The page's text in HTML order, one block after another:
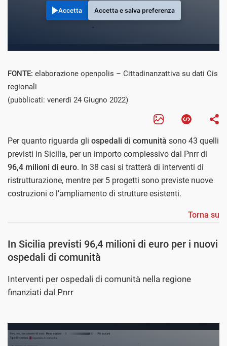
Accetta Accetta e salva preferenza
FONTE: elaborazione openpolis – Cittadinanzattiva su dati Cis
regionali
(pubblicati: venerdì 24 Giugno 2022)
Per quanto riguarda gli ospedali di comunità sono 43 quelli
previsti in Sicilia, per un importo complessivo dal Pnrr di
96,4 milioni di euro. In 38 casi si tratterà di interventi di
ristrutturazione, mentre per 5 progetti sono previste nuove
costruzioni o l’ampliamento di strutture esistenti.
Torna su
In Sicilia previsti 96,4 milioni di euro per i nuovi
ospedali di comunità
Interventi per ospedali di comunità nella regione
finanziati dal Pnrr